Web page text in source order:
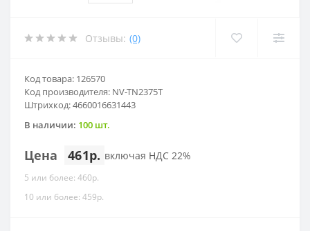
Отзывы: (0)
Код товара: 126570
Код производителя: NV-TN2375T
Штрихкод: 4660016631443
В наличии: 100 шт.
Цена 461р. включая НДС 22%
5 или более: 460р.
10 или более: 459р.